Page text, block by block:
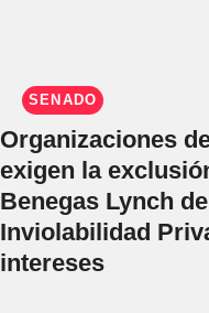
SENADO
Organizaciones
exigen la
Benegas Lynch
Inviolabilidad
intereses